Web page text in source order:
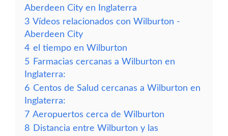
Aberdeen City en Inglaterra
3 Vídeos relacionados con Wilburton -
Aberdeen City
4 el tiempo en Wilburton
5 Farmacias cercanas a Wilburton en
Inglaterra:
6 Centos de Salud cercanas a Wilburton en
Inglaterra:
7 Aeropuertos cerca de Wilburton
8 Distancia entre Wilburton y las